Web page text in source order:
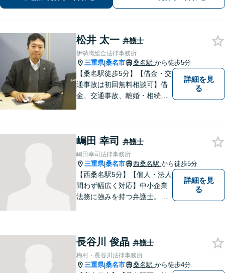
可（要予約）】
松井 太一 弁護士
伊勢湾総合法律事務所
三重県|桑名市 桑名駅 から徒歩5分
【桑名駅徒歩5分】【借金・交
通事故は初回無料相談可】借
金、交通事故、離婚・相続、
ます。地域密着型の法律事務
所です。お気軽にどうぞ【弁
護士費用特約保険・法テラス
利用可】
詳細を見
る
嶋田 幸司 弁護士
嶋田幸司法律事務所
三重県|桑名市 西桑名駅 から徒歩5分
【西桑名駅5分】【個人・法人
問わず幅広く対応】中小企業
法務に強みを持つ弁護士。個
します。お困りごとは、お気
軽にご相談ください。
詳細を見
る
長谷川 俊晶 弁護士
梅村・長谷川法律事務所
三重県|桑名市 桑名駅 から徒歩4分